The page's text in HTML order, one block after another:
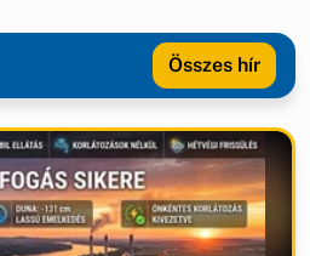
Összes hír